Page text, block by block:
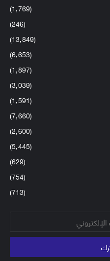
(1٬769)
(246)
(13٬849)
(6٬653)
(1٬897)
(3٬039)
(1٬591)
(7٬660)
(2٬600)
(5٬445)
(629)
(754)
(713)